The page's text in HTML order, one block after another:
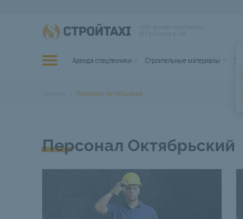
Аренда спецтехники Строительные материалы
Персонал Октябрьский
Персонал Октябрьский